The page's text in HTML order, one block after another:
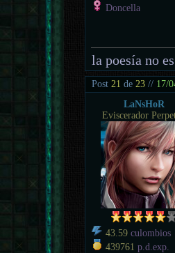
Doncella
la poesía no
Post 21 de 23 // 17/
LaNsHoR
Eviscerador
43.59 culombios
439761 p.d.exp.